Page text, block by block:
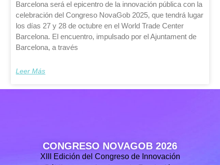
Barcelona será el epicentro de la innovación pública con la
celebración del Congreso NovaGob 2025, que tendrá lugar
los días 27 y 28 de octubre en el World Trade Center
Barcelona. El encuentro, impulsado por el Ajuntament de
Barcelona, a través
Leer Más
CONGRESO NOVAGOB 2026
XIII Edición del Congreso de Innovación